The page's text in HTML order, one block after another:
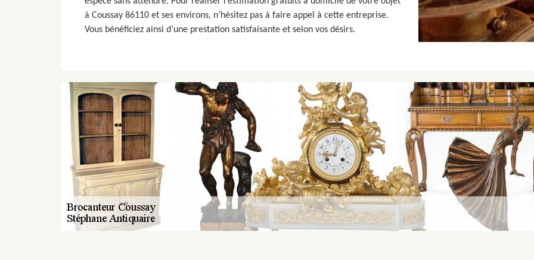
à Coussay 86110 et ses environs, n’hésitez pas à faire appel à cette entreprise.
Vous bénéficiez ainsi d’une prestation satisfaisante et selon vos désirs.